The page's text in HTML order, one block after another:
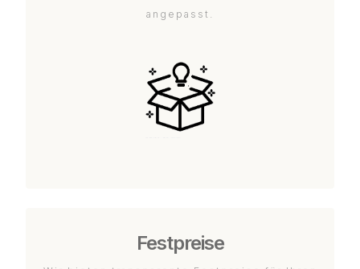
angepasst.
Festpreise